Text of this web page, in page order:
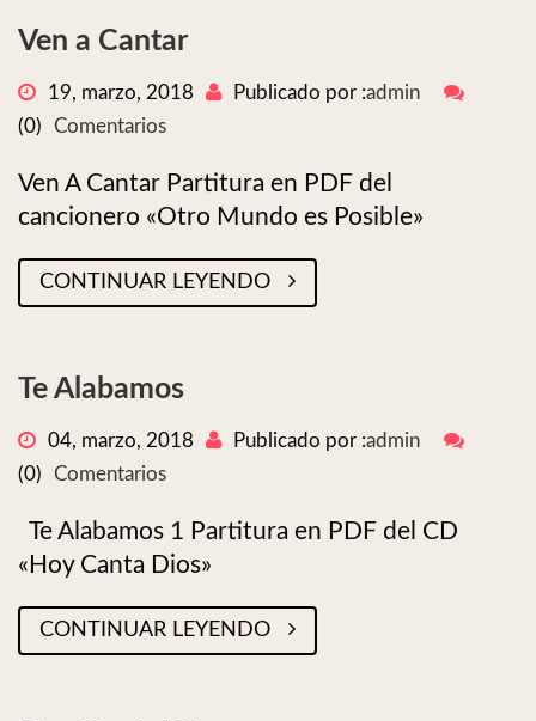
Ven a Cantar
19, marzo, 2018 Publicado por :admin
(0)
Comentarios
Ven A Cantar Partitura en PDF del
cancionero «Otro Mundo es Posible»
CONTINUAR LEYENDO
Te Alabamos
04, marzo, 2018 Publicado por :admin
(0)
Comentarios
Te Alabamos 1 Partitura en PDF del CD
«Hoy Canta Dios»
CONTINUAR LEYENDO